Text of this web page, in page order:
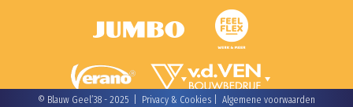
© Blauw Geel’38 - 2025 | Privacy & Cookies| Algemene voorwaarden